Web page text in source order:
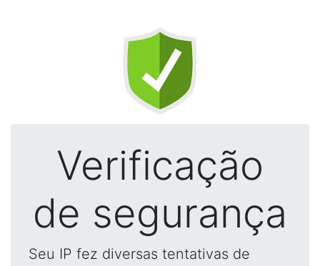
Verificação
de segurança
Seu IP fez diversas tentativas de